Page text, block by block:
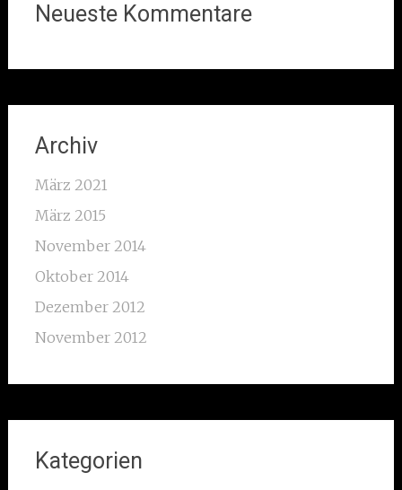
Neueste Kommentare
Archiv
März 2021
März 2015
November 2014
Oktober 2014
Dezember 2012
November 2012
Kategorien